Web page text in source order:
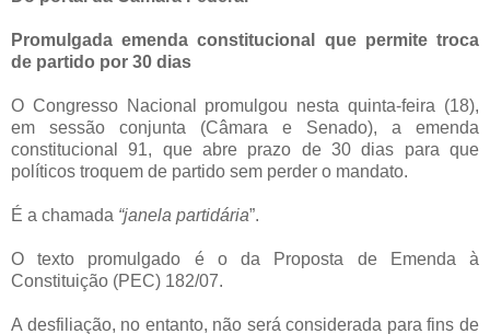
Promulgada emenda constitucional que permite troca
de partido por 30 dias
O Congresso Nacional promulgou nesta quinta-feira (18),
em sessão conjunta (Câmara e Senado), a emenda
constitucional 91, que abre prazo de 30 dias para que
políticos troquem de partido sem perder o mandato.
É a chamada “janela partidária”.
O texto promulgado é o da Proposta de Emenda à
Constituição (PEC) 182/07.
A desfiliação, no entanto, não será considerada para fins de